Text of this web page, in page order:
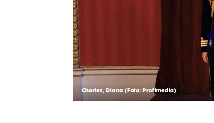
Charles, Diana (Foto: Profimedia)